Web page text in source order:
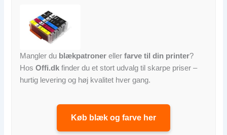
Mangler du blækpatroner ellerfarve til din printer?
HosOffi.dk finder du et stort udvalg til skarpe priser –
hurtig levering og høj kvalitet hver gang.
Køb blæk og farve her